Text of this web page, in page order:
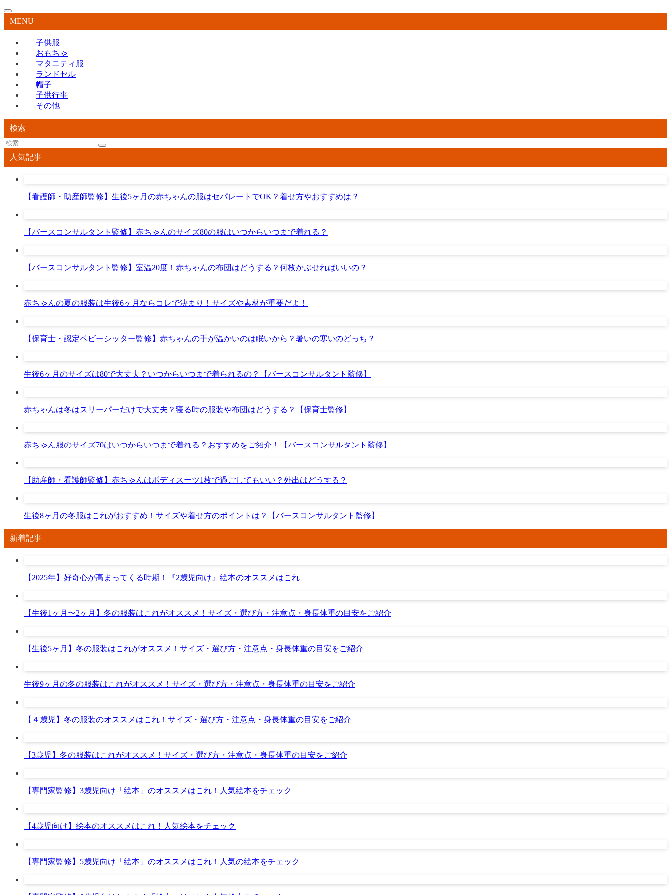
MENU
子供服
おもちゃ
マタニティ服
ランドセル
帽子
子供行事
その他
検索
人気記事
【看護師・助産師監修】生後5ヶ月の赤ちゃんの服はセパレートでOK？着せ方やおすすめは？
【バースコンサルタント監修】赤ちゃんのサイズ80の服はいつからいつまで着れる？
【バースコンサルタント監修】室温20度！赤ちゃんの布団はどうする？何枚かぶせればいいの？
赤ちゃんの夏の服装は生後6ヶ月ならコレで決まり！サイズや素材が重要だよ！
【保育士・認定ベビーシッター監修】赤ちゃんの手が温かいのは眠いから？暑いの寒いのどっち？
生後6ヶ月のサイズは80で大丈夫？いつからいつまで着られるの？【バースコンサルタント監修】
赤ちゃんは冬はスリーパーだけで大丈夫？寝る時の服装や布団はどうする？【保育士監修】
赤ちゃん服のサイズ70はいつからいつまで着れる？おすすめをご紹介！【バースコンサルタント監修】
【助産師・看護師監修】赤ちゃんはボディスーツ1枚で過ごしてもいい？外出はどうする？
生後8ヶ月の冬服はこれがおすすめ！サイズや着せ方のポイントは？【バースコンサルタント監修】
新着記事
【2025年】好奇心が高まってくる時期！『2歳児向け』絵本のオススメはこれ
【生後1ヶ月〜2ヶ月】冬の服装はこれがオススメ！サイズ・選び方・注意点・身長体重の目安をご紹介
【生後5ヶ月】冬の服装はこれがオススメ！サイズ・選び方・注意点・身長体重の目安をご紹介
生後9ヶ月の冬の服装はこれがオススメ！サイズ・選び方・注意点・身長体重の目安をご紹介
【４歳児】冬の服装のオススメはこれ！サイズ・選び方・注意点・身長体重の目安をご紹介
【3歳児】冬の服装はこれがオススメ！サイズ・選び方・注意点・身長体重の目安をご紹介
【専門家監修】3歳児向け「絵本」のオススメはこれ！人気絵本をチェック
【4歳児向け】絵本のオススメはこれ！人気絵本をチェック
【専門家監修】5歳児向け「絵本」のオススメはこれ！人気の絵本をチェック